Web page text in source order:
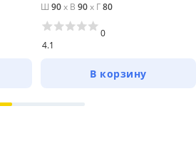
Ш 90x В 90x Г80
4.1
0
В корзину